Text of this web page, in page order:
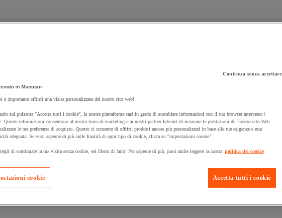
carrello un prodotto:
Manutan Expert
Prodotti in pronta consegna
Continua senza accettare
in Manutan
è importante offrirti una visita personalizzata del nostro sito web!
sul pulsante "Accetta tutti i cookie", la nostra piattaforma sarà in grado di scambiare informazioni con il tuo browser attraverso i
Queste informazioni consentono al nostro team di marketing e ai nostri partner Internet di misurare le prestazioni del nostro sito Web
le tue preferenze di acquisto. Questo ci consente di offrirti prodotti ancora più personalizzati in base alle tue esigenze e una
adeguata. Se vuoi saperne di più sulle finalità di ogni tipo di cookie, clicca su "impostazioni cookie".
di continuare la tua visita senza cookie, sei libero di farlo! Per saperne di più, puoi anche leggere la nostra politica dei cookie
Accetta tutti i cookie
cookie